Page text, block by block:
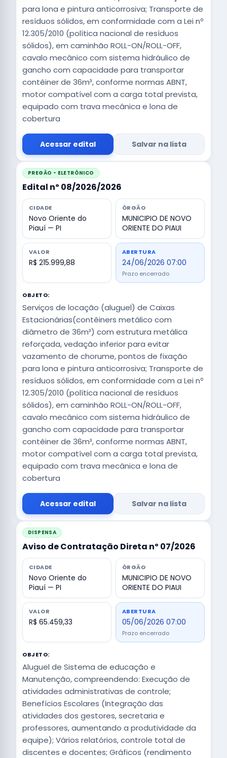
para lona e pintura anticorrosiva; Transporte de
resíduos sólidos, em conformidade com a Lei nº
12.305/2010 (política nacional de resíduos
sólidos), em caminhão ROLL-ON/ROLL-OFF,
cavalo mecânico com sistema hidráulico de
gancho com capacidade para transportar
contêiner de 36m³, conforme normas ABNT,
motor compatível com a carga total prevista,
equipado com trava mecânica e lona de
cobertura
Acessar edital Salvar na lista
PREGÃO - ELETRÔNICO
Edital nº 08/2026/2026
CIDADE
Novo Oriente do
Piauí — PI
ÓRGÃO
MUNICIPIO DE NOVO
ORIENTE DO PIAUI
VALOR
R$ 215.999,88
ABERTURA
24/06/2026 07:00
Prazo encerrado
OBJETO:
Serviços de locação (aluguel) de Caixas
Estacionárias(contêiners metálico com
diâmetro de 36m³) com estrutura metálica
reforçada, vedação inferior para evitar
vazamento de chorume, pontos de fixação
para lona e pintura anticorrosiva; Transporte de
resíduos sólidos, em conformidade com a Lei nº
12.305/2010 (política nacional de resíduos
sólidos), em caminhão ROLL-ON/ROLL-OFF,
cavalo mecânico com sistema hidráulico de
gancho com capacidade para transportar
contêiner de 36m³, conforme normas ABNT,
motor compatível com a carga total prevista,
equipado com trava mecânica e lona de
cobertura
Acessar edital Salvar na lista
DISPENSA
Aviso de Contratação Direta nº 07/2026
CIDADE
Novo Oriente do
Piauí — PI
ÓRGÃO
MUNICIPIO DE NOVO
ORIENTE DO PIAUI
VALOR
R$ 65.459,33
ABERTURA
05/06/2026 07:00
Prazo encerrado
OBJETO:
Aluguel de Sistema de educação e
Manutenção, compreendendo: Execução de
atividades administrativas de controle;
Benefícios Escolares (Integração das
atividades dos gestores, secretaria e
professores, aumentando a produtividade da
equipe); Vários relatórios, controle total de
discentes e docentes; Gráficos (rendimento